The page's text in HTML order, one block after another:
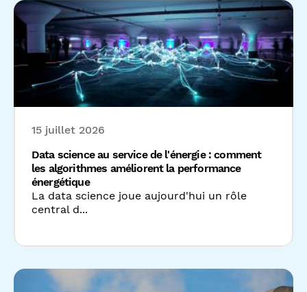
15 juillet 2026
Data science au service de l'énergie : comment
les algorithmes améliorent la performance
énergétique
La data science joue aujourd'hui un rôle
central d...
10 juillet 2026